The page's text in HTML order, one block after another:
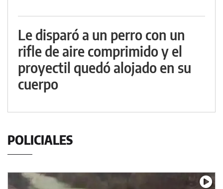
Le disparó a un perro con un
rifle de aire comprimido y el
proyectil quedó alojado en su
cuerpo
POLICIALES